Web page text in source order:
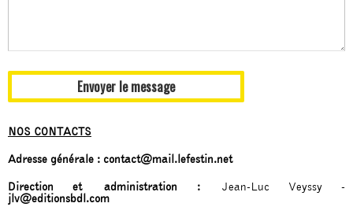
NOS CONTACTS
Adresse générale : contact@mail.lefestin.net
Direction et administration : Jean-Luc Veyssy -
jlv@editionsbdl.com